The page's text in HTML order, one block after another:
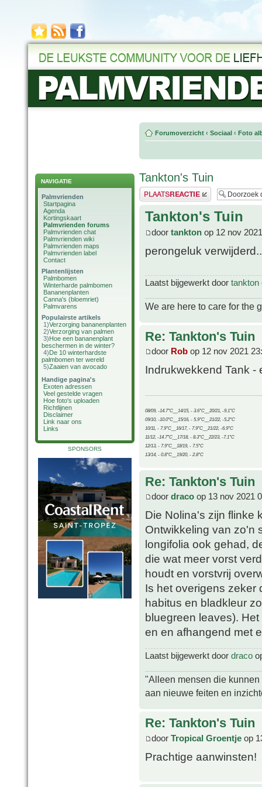
NAVIGATIE
Palmvrienden
Startpagina
Agenda
Kortingskaart
Palmvrienden forums
Palmvrienden chat
Palmvrienden wiki
Palmvrienden maps
Palmvrienden label
Contact
Plantenlijsten
Palmbomen
Winterharde palmbomen
Bananenplanten
Canna's (bloemriet)
Palmvarens
Populairste artikels
1)Verzorging bananenplanten
2)Verzorging van palmen
3)Hoe een bananenplant
beschermen in de winter?
4)De 10 winterhardste
palmbomen ter wereld
5)Zaaien van avocado
Handige pagina's
Exoten adressen
Veel gestelde vragen
Hoe foto's uploaden
Richtlijnen
Disclaimer
Link naar ons
Links
SPONSORS
Forumoverzicht ‹ Sociaal ‹ Foto
Tankton's Tuin
Plaats een reactie
Tankton's Tuin
door tankton op 12 nov
perongeluk
Laatst bijgewerkt door tankton
We are here to care for the
Re: Tankton's Tuin
door Rob op 12 nov 2021
Indrukwekkend Tank -
08/09, -14.7°C__14/15, - 3.6°C__20/21, -9.1°C
09/10, -10.0°C__15/16, - 5.9°C__21/22, -5.2°C
10/11, - 7.9°C__16/17, - 7.9°C__21/22, -6.9°C
11/12, -14.7°C__17/18, - 8.3°C__22/23, -7.1°C
12/13, - 7.9°C__18/19, - 7.5°C
13/14, - 0.8°C__19/20, - 2.8°C
Re: Tankton's Tuin
door draco op 13 nov 2021
Die Nolina's zijn flinke
Ontwikkeling van zo'n
longifolia ook gehad,
die wat meer vorst
houdt en vorstvrij
Is het overigens zeker
habitus en bladkleur
bluegreen leaves).
en en afhangend met
Laatst bijgewerkt door draco
"Alleen mensen die
aan nieuwe feiten en
Re: Tankton's Tuin
door Tropical Groentje op
Prachtige aanwinsten!